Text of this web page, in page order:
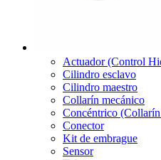
Actuador (Control
Cilindro esclavo
Cilindro maestro
Collarín mecánico
Concéntrico
Conector
Kit de embrague
Sensor